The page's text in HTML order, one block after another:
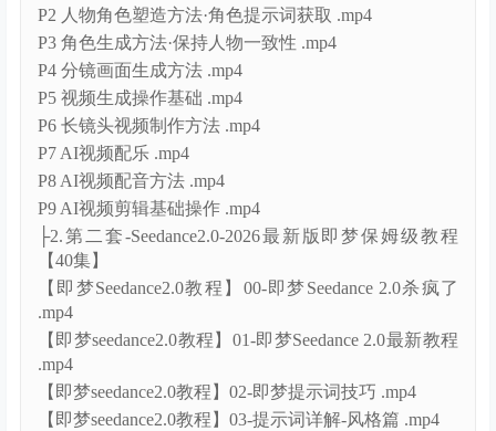
P2 人物角色塑造方法·角色提示词获取 .mp4
P3 角色生成方法·保持人物一致性 .mp4
P4 分镜画面生成方法 .mp4
P5 视频生成操作基础 .mp4
P6 长镜头视频制作方法 .mp4
P7 AI视频配乐 .mp4
P8 AI视频配音方法 .mp4
P9 AI视频剪辑基础操作 .mp4
├2.第二套-Seedance2.0-2026最新版即梦保姆级教程
【40集】
【即梦Seedance2.0教程】00-即梦Seedance 2.0杀疯了
.mp4
【即梦seedance2.0教程】01-即梦Seedance 2.0最新教程
.mp4
【即梦seedance2.0教程】02-即梦提示词技巧 .mp4
【即梦seedance2.0教程】03-提示词详解-风格篇 .mp4